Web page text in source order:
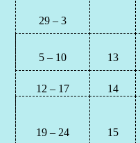
29 – 3
5 – 10 13
12 – 17 14
19 – 24 15